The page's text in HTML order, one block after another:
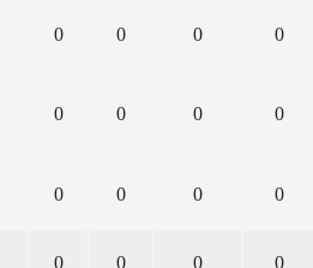
0 0 0 0
0 0 0 0
0 0 0 0
0 0 0 0